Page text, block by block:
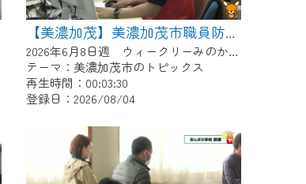
【美濃加茂】美濃加茂市職員防災訓練
2026年6月8日週 ウィークリーみのかもにて放送
テーマ：美濃加茂市のトピックス
再生時間：00:03:30
登録日：2026/08/04